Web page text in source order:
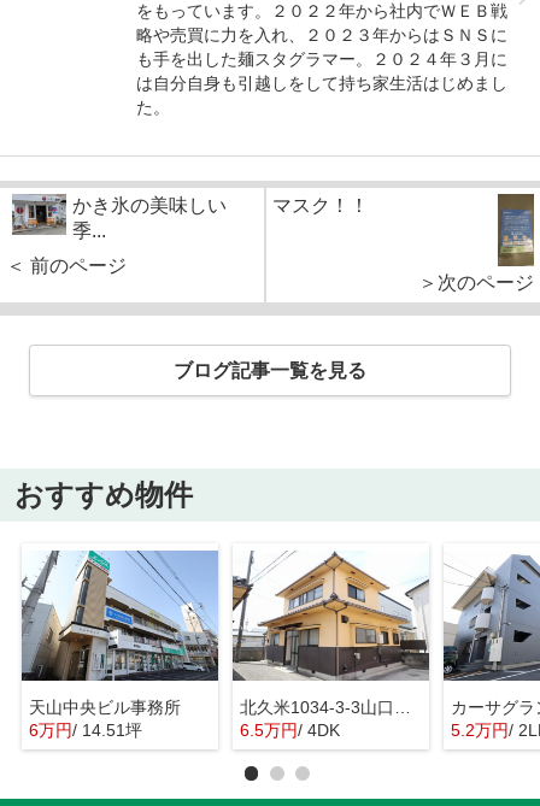
をもっています。２０２２年から社内でＷＥＢ戦
略や売買に力を入れ、２０２３年からはＳＮＳに
も手を出した麺スタグラマー。２０２４年３月に
は自分自身も引越しをして持ち家生活はじめまし
た。
かき氷の美味しい
季...
＜ 前のページ
マスク！！
＞次のページ
ブログ記事一覧を見る
おすすめ物件
天山中央ビル事務所
6万円/ 14.51坪
6.5万円/ 4DK
カーサグラ
5.2万円/